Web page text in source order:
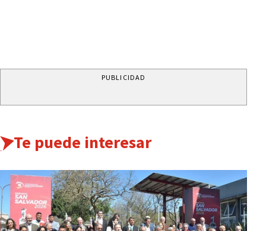
PUBLICIDAD
Te puede interesar